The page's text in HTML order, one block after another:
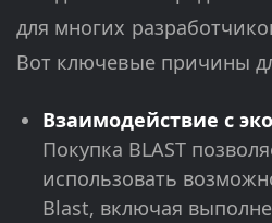
для многих
Вот ключевые причины
Взаимодействие с
Покупка BLAST
использовать
Blast, включая